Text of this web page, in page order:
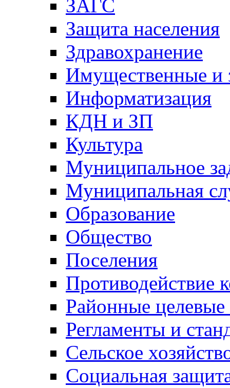
ЗАГС
Защита населения
Здравохранение
Имущественные и
Информатизация
КДН и ЗП
Культура
Муниципальное
Муниципальная
Образование
Общество
Поселения
Противодействие
Районные
Регламенты и
Сельское
Социальная